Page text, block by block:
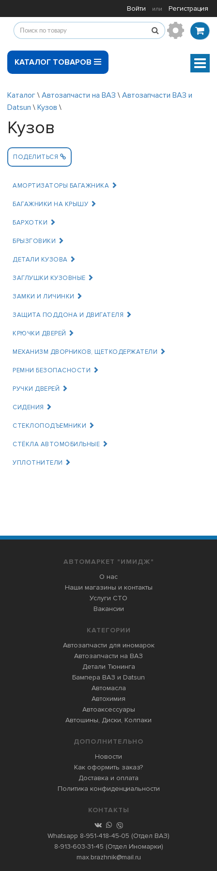
Войти или Регистрация
КАТАЛОГ ТОВАРОВ
Каталог \ Автозапчасти на ВАЗ \ Автозапчасти ВАЗ и
Datsun \ Кузов \
Кузов
ПОДЕЛИТЬСЯ
АМОРТИЗАТОРЫ БАГАЖНИКА
БАГАЖНИКИ НА КРЫШУ
БАРХОТКИ
БРЫЗГОВИКИ
ДЕТАЛИ КУЗОВА
ЗАГЛУШКИ КУЗОВНЫЕ
ЗАМКИ И ЛИЧИНКИ
ЗАЩИТА ПОДДОНА И ДВИГАТЕЛЯ
КРЮЧКИ ДВЕРЕЙ
МЕХАНИЗМ ДВОРНИКОВ, ЩЕТКОДЕРЖАТЕЛИ
РЕМНИ БЕЗОПАСНОСТИ
РУЧКИ ДВЕРЕЙ
СИДЕНИЯ
СТЕКЛОПОДЪЕМНИКИ
СТЁКЛА АВТОМОБИЛЬНЫЕ
УПЛОТНИТЕЛИ
АВТОМАРКЕТ "ИМИДЖ"
О нас
Наши магазины и контакты
Услуги СТО
Вакансии
КАТЕГОРИИ
Автозапчасти для иномарок
Автозапчасти на ВАЗ
Детали Тюнинга
Бампера ВАЗ и Datsun
Автомасла
Автохимия
Автоаксессуары
Автошины, Диски, Колпаки
ДОПОЛНИТЕЛЬНО
Новости
Как оформить заказ?
Доставка и оплата
Политика конфиденциальности
КОНТАКТЫ
Whatsapp 8-951-418-45-05 (Отдел ВАЗ)
8-913-603-31-45 (Отдел Иномарки)
max.brazhnik@mail.ru